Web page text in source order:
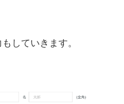
していきます。